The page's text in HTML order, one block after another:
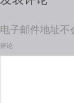
电子邮件地址不
评论